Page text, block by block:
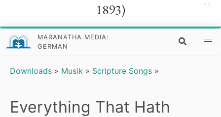
1893)
MARANATHA MEDIA:
GERMAN
Downloads » Musik » Scripture Songs »
Everything That Hath